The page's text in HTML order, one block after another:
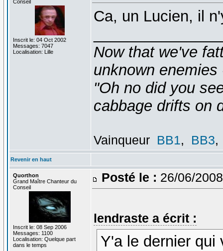
Conseil
Inscrit le: 04 Oct 2002
Messages: 7047
Localisation: Lille
Ca, un Lucien, il
Now that we've
unknown
"Oh no did you
cabbage drifts on
Vainqueur BB1, BB3,
Revenir en haut
Quorthon
Grand Maître Chanteur du
Conseil
Inscrit le: 08 Sep 2006
Messages: 1100
Localisation: Quelque part
dans le temps
Posté le : 26/06/
lendraste a écrit :
Y'a le dernier qui